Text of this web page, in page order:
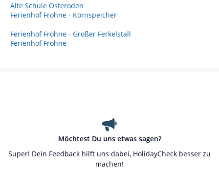
Alte Schule Osteroden
Ferienhof Frohne - Kornspeicher
Ferienhof Frohne - Großer Ferkelstall
Ferienhof Frohne
Möchtest Du uns etwas sagen?
Super! Dein Feedback hilft uns dabei, HolidayCheck besser zu
machen!